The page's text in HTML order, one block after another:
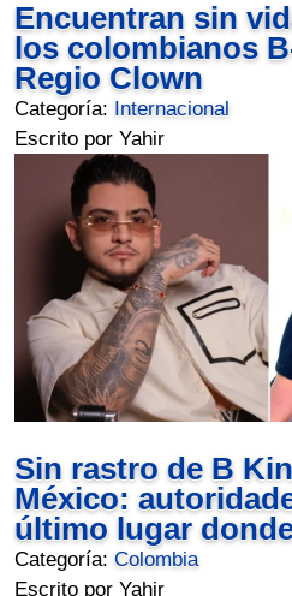
Encuentran sin
los colombianos
Regio Clown
Categoría: Internacional
Escrito por Yahir
Sin rastro de B
México:
último lugar
Categoría:Colombia
Escrito por Yahir